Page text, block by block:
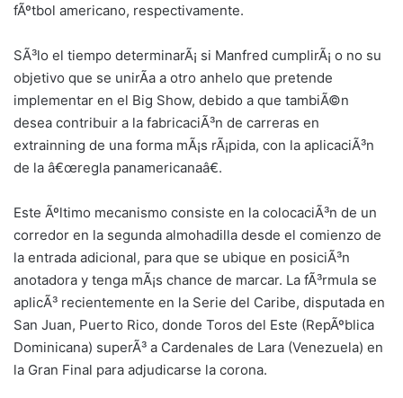
fÃºtbol americano, respectivamente.
SÃ³lo el tiempo determinarÃ¡ si Manfred cumplirÃ¡ o no su
objetivo que se unirÃ­a a otro anhelo que pretende
implementar en el Big Show, debido a que tambiÃ©n
desea contribuir a la fabricaciÃ³n de carreras en
extrainning de una forma mÃ¡s rÃ¡pida, con la aplicaciÃ³n
de la â€œregla panamericanaâ€.
Este Ãºltimo mecanismo consiste en la colocaciÃ³n de un
corredor en la segunda almohadilla desde el comienzo de
la entrada adicional, para que se ubique en posiciÃ³n
anotadora y tenga mÃ¡s chance de marcar. La fÃ³rmula se
aplicÃ³ recientemente en la Serie del Caribe, disputada en
San Juan, Puerto Rico, donde Toros del Este (RepÃºblica
Dominicana) superÃ³ a Cardenales de Lara (Venezuela) en
la Gran Final para adjudicarse la corona.